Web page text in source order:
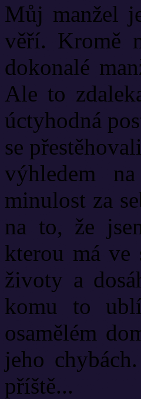
Můj manžel
věří. Kromě
dokonalé
Ale to
úctyhodná
se
výhledem
minulost za
na to, že
kterou má
životy a
komu to
osamělém
jeho
příště...